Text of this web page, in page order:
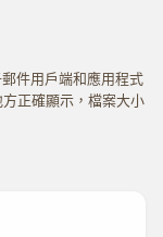
件用戶端和應用程式
正確顯示，檔案大小